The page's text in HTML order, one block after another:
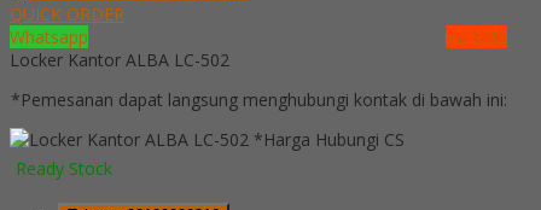
QUICK ORDER
Whatsapp
via SMS
Locker Kantor ALBA LC-502
*Pemesanan dapat langsung menghubungi kontak di bawah ini:
*Harga Hubungi CS
Ready Stock